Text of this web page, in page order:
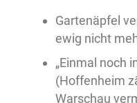
Gartenäpfel
ewig nicht
„Einmal noch
(Hoffenheim
Warschau